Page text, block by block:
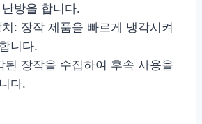
방을 합니다.
: 장작 제품을 빠르게 냉각시켜
니다.
된 장작을 수집하여 후속 사용을
다.